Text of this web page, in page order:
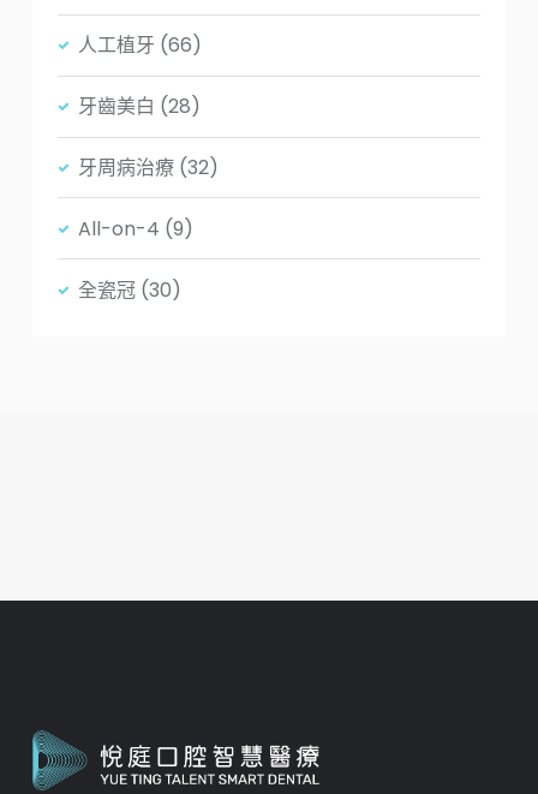
人工植牙 (66)
牙齒美白 (28)
牙周病治療 (32)
All-on-4 (9)
全瓷冠 (30)